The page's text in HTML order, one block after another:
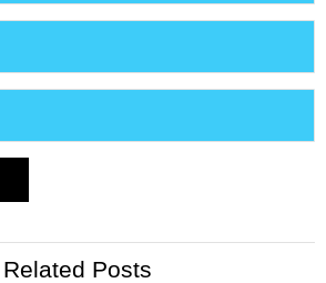
Related Posts